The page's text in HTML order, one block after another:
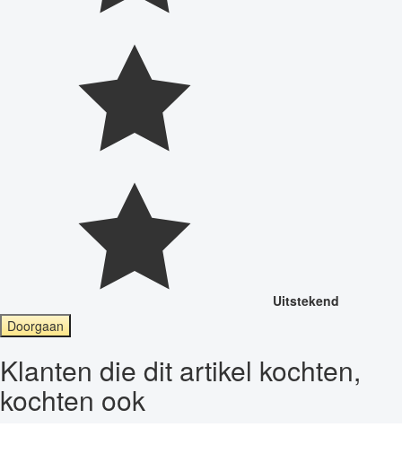
Uitstekend
Doorgaan
Klanten die dit artikel kochten,
kochten ook